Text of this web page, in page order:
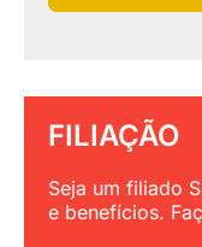
FILIAÇÃO
Seja um filiado
e benefícios.